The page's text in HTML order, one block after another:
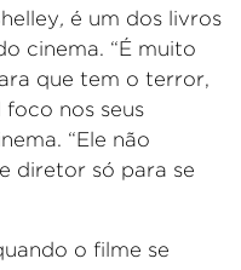
é um dos livros
cinema
“É muito
que tem o terror,
nos seus
“Ele não
diretor só para se
o filme se